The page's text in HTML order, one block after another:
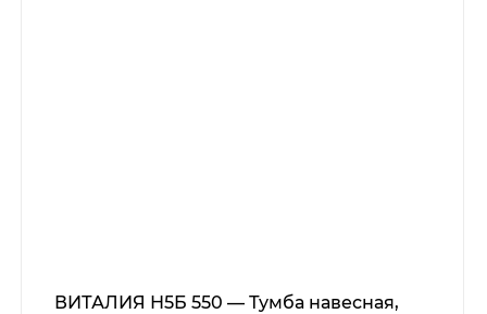
ВИТАЛИЯ Н5Б 550 — Тумба навесная,